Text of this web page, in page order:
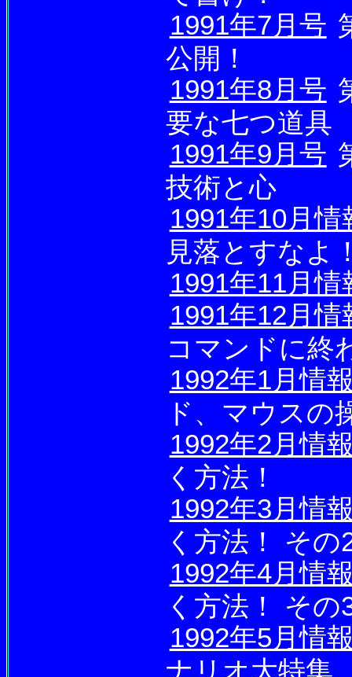
1991年7月号
公開！
1991年8月号
要な七つ道具
1991年9月号
技術と心
1991年10月情
見落とすなよ
1991年11月情
1991年12月情
コマンドに終
1992年1月情
ド、マウスの
1992年2月情
く方法！
1992年3月情
く方法！ その
1992年4月情
く方法！ その
1992年5月情
ナリオ大特集